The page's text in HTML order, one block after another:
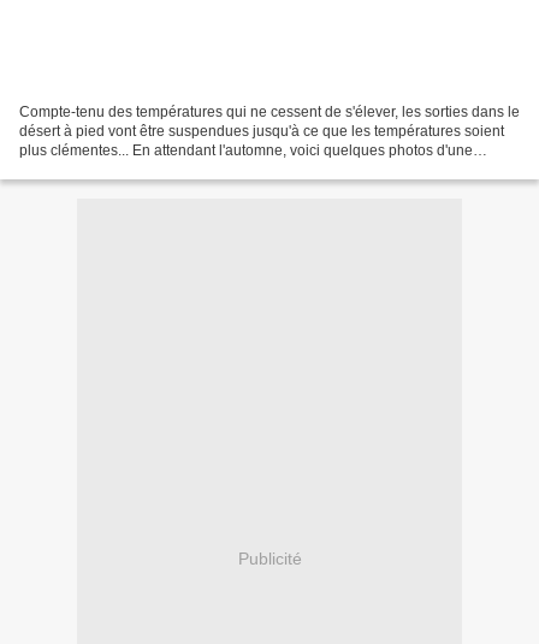
Compte-tenu des températures qui ne cessent de s'élever, les sorties dans le
désert à pied vont être suspendues jusqu'à ce que les températures soient
plus clémentes... En attendant l'automne, voici quelques photos d'une
Publicité